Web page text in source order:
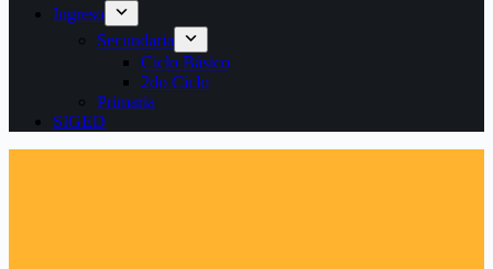
Ingreso
Secundaria
Ciclo Básico
2do Ciclo
Primaria
SIGED